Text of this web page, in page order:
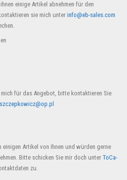
einige Artikel abnehmen für den
sie mich unter info@eb-sales.com
für das Angebot, bitte kontaktieren Sie
einigen Artikel von Ihnen und würden gerne
Bitte schicken Sie mir doch unter ToCa-
zu.